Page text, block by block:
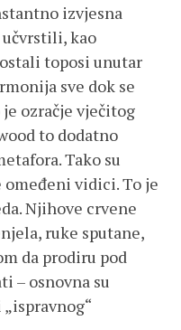
izvjesna
kao
toposi unutar
sve dok se
ozračje vječitog
to dodatno
Tako su
vidici. To je
Njihove crvene
ruke sputane,
da prodiru pod
– osnovna su